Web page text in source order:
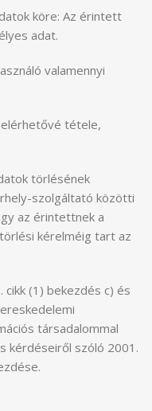
köre: Az érintett
adat.
valamennyi
elérhetővé tétele,
törlésének
szolgáltató közötti
az érintettnek a
kérelméig tart az
cikk (1) bekezdés c) és
társadalommal
kérdéseiről szóló 2001.